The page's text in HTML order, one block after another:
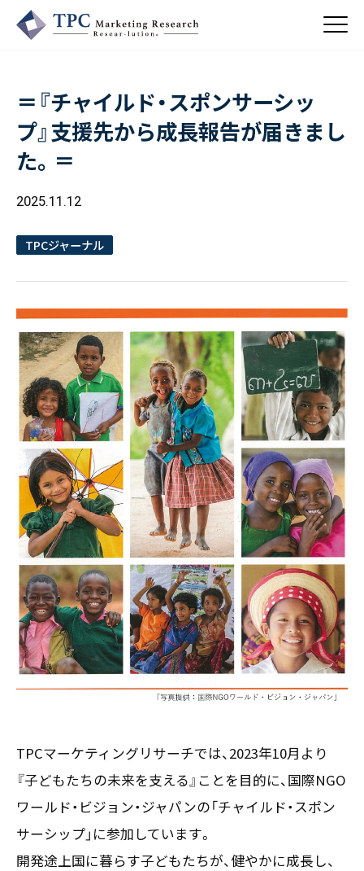
〒550-0013
TEL 06-6538-5358（代表）
Mail form
［ 24時間受付中 ］
06-6538-5358
［ 9:00-17:00 土日祝除く ］
About Us ／ TPCについて
私たちの強み
CSR
Business
依頼・受託調査
- 競合調査
- クイックリサーチ
自主企画調査
お客様の声
Online Shop
Pharmaceuticals & Medical
Chemical & Life Sciences
ALL
お知らせ
新刊情報
掲載情報
Newsletter
インタビュー
セミナー情報
TPCジャーナル
Recruit ／ 採用情報
採用TOP
- 求める人物像
- 人事育成システム
- 先輩社員の声
- エントリー一覧
- TPCでの働き方
Contents ／ 事業紹介
お問い合わせ
情報セキュリティ基本方針
コンプライアンス規程
プライバシーポリシー
＝『チャイルド・スポンサーシッ
プ』支援先から成長報告が届きまし
た。＝
2025.11.12
TPCジャーナル
TPCマーケティングリサーチでは、2023年10月より
『子どもたちの未来を支える』ことを目的に、国際NGO
ワールド・ビジョン・ジャパンの「チャイルド・スポン
サーシップ」に参加しています。
開発途上国に暮らす子どもたちが、健やかに成長し、